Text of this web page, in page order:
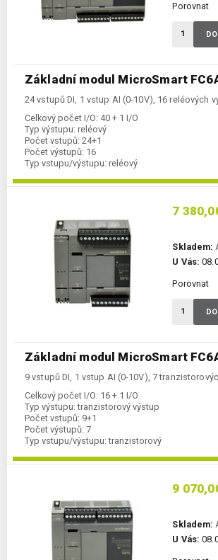
Základní modul MicroSmart
24 vstupů DI, 1 vstup AI (0-10V), 16 reléových
Celkový počet I/O: 40 + 1 I/O
Typ výstupu: reléový
Počet vstupů: 24+1
Počet výstupů: 16
Typ vstupu/výstupu: reléový
Kategorie: FC6A-CPU
Porovnat
Základní modul MicroSmart
9 vstupů DI, 1 vstup AI (0-10V), 7
Celkový počet I/O: 16 + 1 I/O
Typ výstupu: tranzistorový výstup
Počet vstupů: 9+1
Počet výstupů: 7
Typ vstupu/výstupu: tranzistorový
Kategorie: FC6A-CPU
7
Skladem:
U Vás:
Porovnat
9
Skladem:
U Vás: